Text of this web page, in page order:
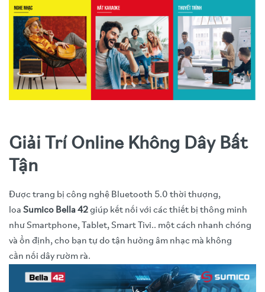
Giải Trí Online Không Dây Bất
Tận
Được trang bị công nghệ Bluetooth 5.0 thời thượng,
loa Sumico Bella 42giúp kết nối với các thiết bị thông minh
như Smartphone, Tablet, Smart Tivi.. một cách nhanh chóng
và ổn định, cho bạn tự do tận hưởng âm nhạc mà không
cần nối dây rườm rà.